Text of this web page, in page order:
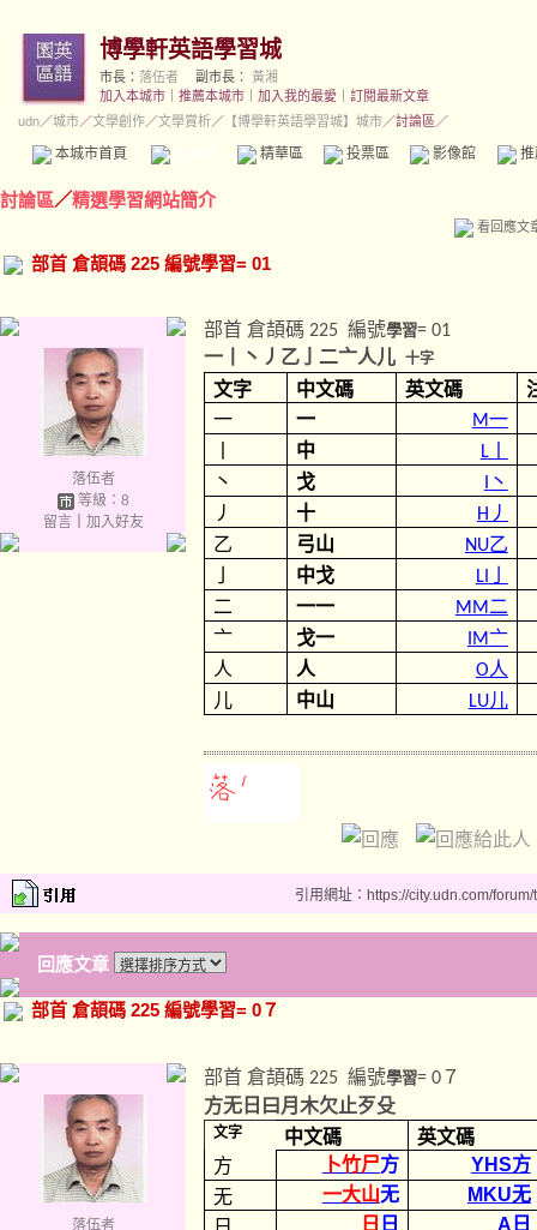
博學軒英語學習城
市長： 落伍者 副市長：
黃湘
加入本城市
推薦本城市 加入我的最愛
訂閱最新文章
udn／城市／文學創作／文學賞析／ 【博學軒英語學習城】城市／討論區／
本城市首頁 精華區 投票區 影像館
討論區／精選學習網站簡介
看回應文
部首 倉頡碼 225 編號學習= 01
落伍者
等級：8
留言｜ 加入好友
部首 倉頡碼 225 編號學習= 01
一丨丶丿乙亅二亠人儿 十字
文字 中文碼 英文碼
一
一 M一
中 L丨
丶
戈
丶
丿
十 H 丿
乙
弓山 NU乙
中戈 LI
二
一一 MM二
亠
戈一 IM亠
人
人 O人
儿
中山 LU儿
引用網址：https://city.udn.com/
回應文章
部首 倉頡碼 225 編號學習= 0７
落伍者
部首 倉頡碼 225 編號學習= 0７
方无日曰月木欠止歹殳
文字 中文碼
英文碼
方
卜竹尸方
YHS方
无
一大山无
MKU无
日 日
A日